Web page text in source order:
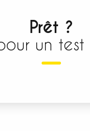
Prêt ?
un